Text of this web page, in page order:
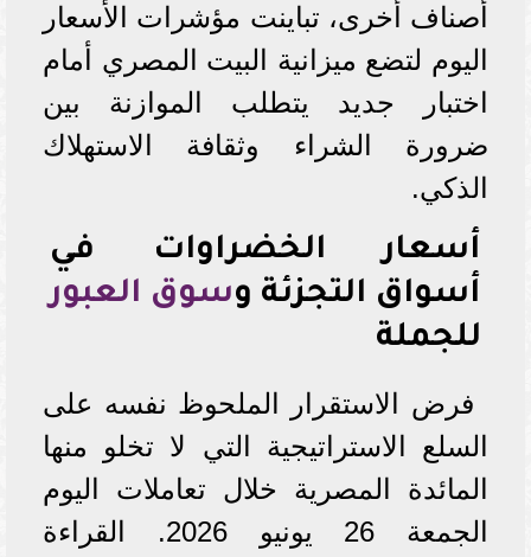
أصناف أخرى، تباينت مؤشرات الأسعار
اليوم لتضع ميزانية البيت المصري أمام
اختبار جديد يتطلب الموازنة بين
ضرورة الشراء وثقافة الاستهلاك
الذكي.
أسعار الخضراوات في
أسواق التجزئة وسوق العبور
للجملة
فرض الاستقرار الملحوظ نفسه على
السلع الاستراتيجية التي لا تخلو منها
المائدة المصرية خلال تعاملات اليوم
الجمعة 26 يونيو 2026. القراءة